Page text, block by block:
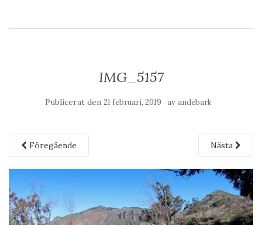
IMG_5157
Publicerat den 21 februari, 2019 av andebark
Föregående Nästa